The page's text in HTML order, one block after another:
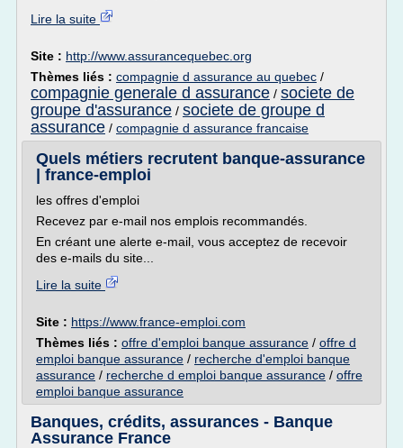
Lire la suite
Site : http://www.assurancequebec.org
Thèmes liés : compagnie d assurance au quebec /
compagnie generale d assurance / societe de
groupe d'assurance / societe de groupe d
assurance / compagnie d assurance francaise
Quels métiers recrutent banque-assurance
| france-emploi
les offres d'emploi
Recevez par e-mail nos emplois recommandés.
En créant une alerte e-mail, vous acceptez de recevoir
des e-mails du site...
Lire la suite
Site : https://www.france-emploi.com
Thèmes liés : offre d'emploi banque assurance / offre d
emploi banque assurance / recherche d'emploi banque
assurance / recherche d emploi banque assurance / offre
emploi banque assurance
Banques, crédits, assurances - Banque
Assurance France